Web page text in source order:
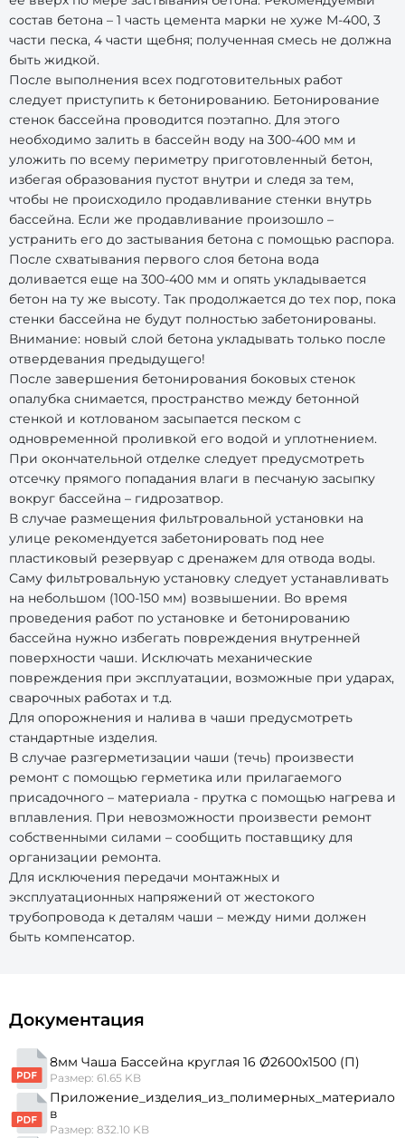
состав бетона – 1 часть цемента марки не хуже М-400, 3
части песка, 4 части щебня; полученная смесь не должна
быть жидкой.
После выполнения всех подготовительных работ
следует приступить к бетонированию. Бетонирование
стенок бассейна проводится поэтапно. Для этого
необходимо залить в бассейн воду на 300-400 мм и
уложить по всему периметру приготовленный бетон,
избегая образования пустот внутри и следя за тем,
чтобы не происходило продавливание стенки внутрь
бассейна. Если же продавливание произошло –
устранить его до застывания бетона с помощью распора.
После схватывания первого слоя бетона вода
доливается еще на 300-400 мм и опять укладывается
бетон на ту же высоту. Так продолжается до тех пор, пока
стенки бассейна не будут полностью забетонированы.
Внимание: новый слой бетона укладывать только после
отвердевания предыдущего!
После завершения бетонирования боковых стенок
опалубка снимается, пространство между бетонной
стенкой и котлованом засыпается песком с
одновременной проливкой его водой и уплотнением.
При окончательной отделке следует предусмотреть
отсечку прямого попадания влаги в песчаную засыпку
вокруг бассейна – гидрозатвор.
В случае размещения фильтровальной установки на
улице рекомендуется забетонировать под нее
пластиковый резервуар с дренажем для отвода воды.
Саму фильтровальную установку следует устанавливать
на небольшом (100-150 мм) возвышении. Во время
проведения работ по установке и бетонированию
бассейна нужно избегать повреждения внутренней
поверхности чаши. Исключать механические
повреждения при эксплуатации, возможные при ударах,
сварочных работах и т.д.
Для опорожнения и налива в чаши предусмотреть
стандартные изделия.
В случае разгерметизации чаши (течь) произвести
ремонт с помощью герметика или прилагаемого
присадочного – материала - прутка с помощью нагрева и
вплавления. При невозможности произвести ремонт
собственными силами – сообщить поставщику для
организации ремонта.
Для исключения передачи монтажных и
эксплуатационных напряжений от жестокого
трубопровода к деталям чаши – между ними должен
быть компенсатор.
Документация
8мм Чаша Бассейна круглая 16 Ø2600х1500 (П)
Размер: 61.65 KB
Приложение_изделия_из_полимерных_материало
в
Размер: 832.10 KB